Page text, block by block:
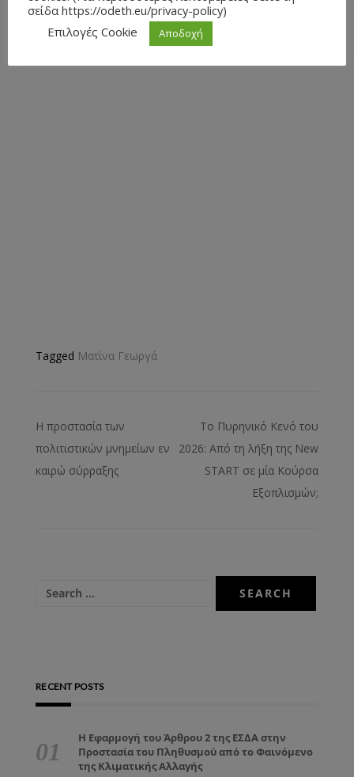
Tagged Ματίνα Γεωργά
Η προστασία των
πολιτιστικών μνημείων εν
καιρώ σύρραξης
Tο Πυρηνικό Κενό του
2026: Από τη λήξη της New
START σε μία Κούρσα
Εξοπλισμών;
RECENT POSTS
Η Εφαρμογή του Άρθρου 2 της ΕΣΔΑ στην
Προστασία του Πληθυσμού από το Φαινόμενο
της Κλιματικής Αλλαγής
σείδα https://odeth.eu/privacy-policy)
Επιλογές Cookie
Αποδοχή